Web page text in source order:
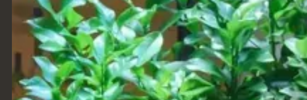
Le mobilier Five Guys est adapté à l'environnement
de leurs restaurants. Ces meubles durables et
performants reflètent l'esthétique établie de la
marque tout en répondant aux exigences des
espaces très fréquentés et à forte affluence.
De la conception à la production et à l'installation,
nous avons géré l'ensemble du projet